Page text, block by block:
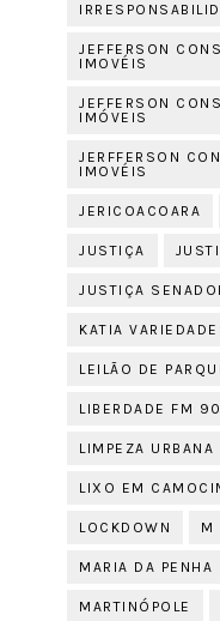
JEFFERSON
IMOVÉIS
JEFFERSON
IMÓVEIS
JERFFERSON
IMOVÉIS
JERICOACOARA
JUSTIÇA
JUSTIÇA
KATIA
LEILÃO DE
LIBERDADE FM
LIMPEZA URBANA
LIXO EM
LOCKDOWN M
MARIA DA PENHA
MARTINÓPOLE